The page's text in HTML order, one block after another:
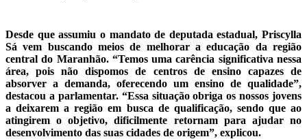
Desde que assumiu o mandato de deputada estadual, Priscylla
Sá vem buscando meios de melhorar a educação da região
central do Maranhão. “Temos uma carência significativa nessa
área, pois não dispomos de centros de ensino capazes de
absorver a demanda, oferecendo um ensino de qualidade”,
destacou a parlamentar. “Essa situação obriga os nossos jovens
a deixarem a região em busca de qualificação, sendo que ao
atingirem o objetivo, dificilmente retornam para ajudar no
desenvolvimento das suas cidades de origem”, explicou.